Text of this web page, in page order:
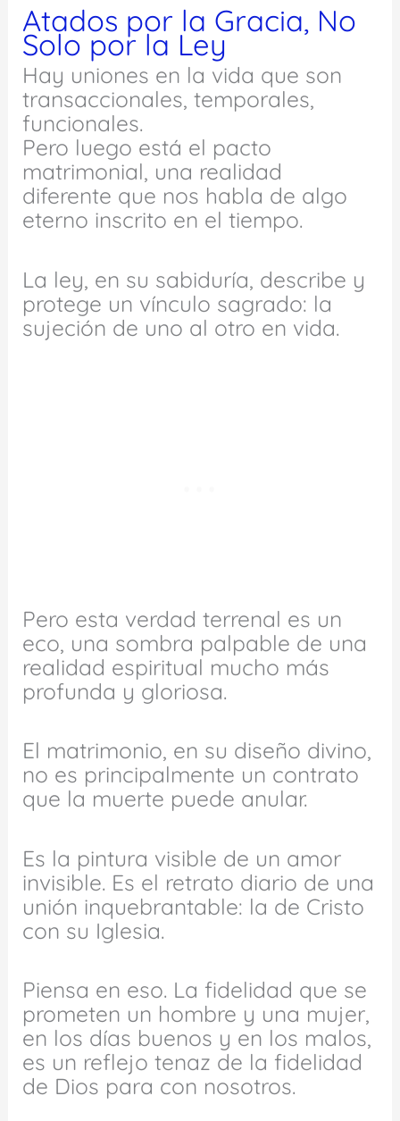
Atados por la Gracia, No
Solo por la Ley
Hay uniones en la vida que son
transaccionales, temporales,
funcionales.
Pero luego está el pacto
matrimonial, una realidad
diferente que nos habla de algo
eterno inscrito en el tiempo.
La ley, en su sabiduría, describe y
protege un vínculo sagrado: la
sujeción de uno al otro en vida.
Pero esta verdad terrenal es un
eco, una sombra palpable de una
realidad espiritual mucho más
profunda y gloriosa.
El matrimonio, en su diseño divino,
no es principalmente un contrato
que la muerte puede anular.
Es la pintura visible de un amor
invisible. Es el retrato diario de una
unión inquebrantable: la de Cristo
con su Iglesia.
Piensa en eso. La fidelidad que se
prometen un hombre y una mujer,
en los días buenos y en los malos,
es un reflejo tenaz de la fidelidad
de Dios para con nosotros.